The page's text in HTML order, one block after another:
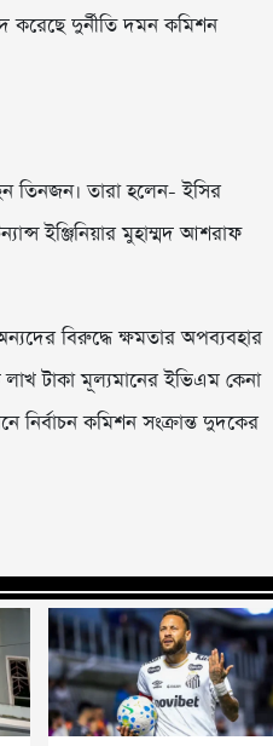
করেছে দুর্নীতি দমন কমিশন
তিনজন। তারা হলেন- ইসির
ইঞ্জিনিয়ার মুহাম্মদ আশরাফ
বিরুদ্ধে ক্ষমতার অপব্যবহার
টাকা মূল্যমানের ইভিএম কেনা
কমিশন সংক্রান্ত দুদকের